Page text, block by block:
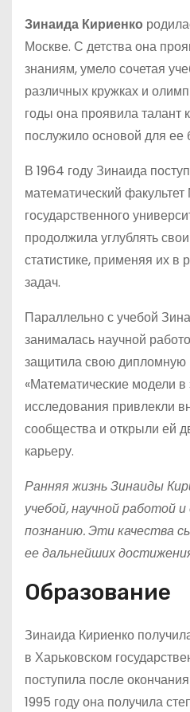
Зинаида Кириенко
Москве. С детства она
знаниям, умело сочетая
различных кружках и
годы она проявила талант
послужило основой для ее
В 1964 году Зинаида
математический факультет
государственного
продолжила углублять
статистике, применяя их
задач.
Параллельно с учебой
занималась научной
защитила свою дипломную
«Математические модели в
исследования привлекли
сообщества и открыли ей
карьеру.
Ранняя жизнь Зинаиды
учебой, научной работой
познанию. Эти качества
ее дальнейших
Образование
Зинаида Кириенко
в Харьковском
поступила после
1995 году она получила